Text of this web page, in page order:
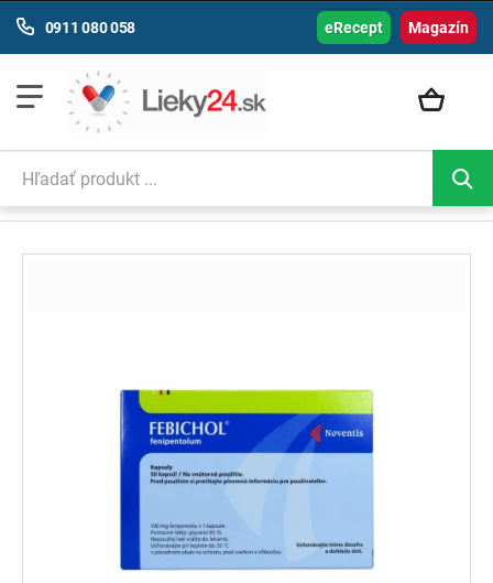
Magazín
0911 080 058 eRecept